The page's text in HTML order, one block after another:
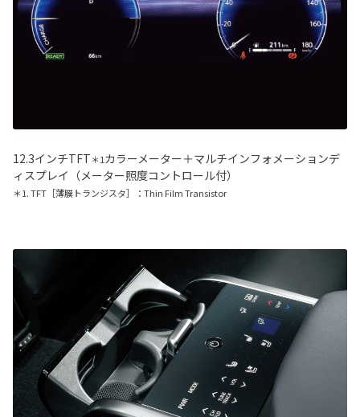
12.3インチTFT＊1カラーメーター＋マルチインフォメーションデ
ィスプレイ（メーター照度コントロール付）
＊1. TFT［薄膜トランジスタ］：Thin Film Transistor